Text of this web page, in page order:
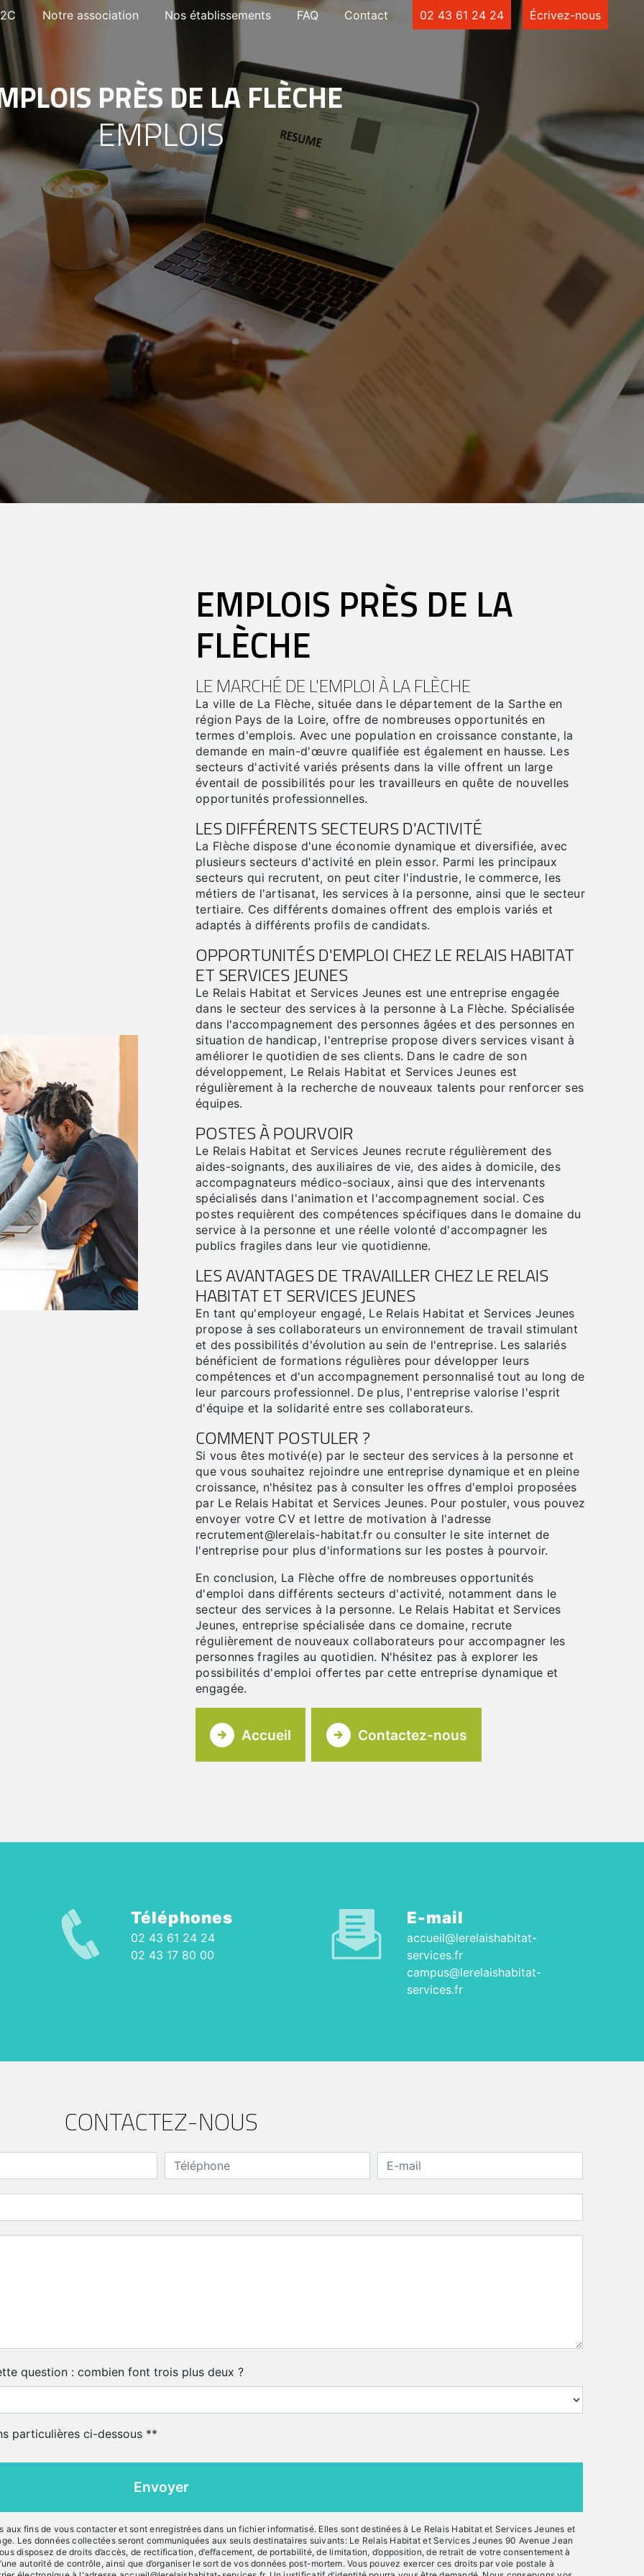
Notre association Nos établissements FAQ Contact 02 43 61 24 24 Écrivez-nous
PRÈS DE LA FLÈCHE
EMPLOIS
EMPLOIS PRÈS DE LA
FLÈCHE
LE MARCHÉ DE L'EMPLOI À LA FLÈCHE
La ville de La Flèche, située dans le département de la Sarthe en
région Pays de la Loire, offre de nombreuses opportunités en
termes d'emplois. Avec une population en croissance constante, la
demande en main-d'œuvre qualifiée est également en hausse. Les
secteurs d'activité variés présents dans la ville offrent un large
éventail de possibilités pour les travailleurs en quête de nouvelles
opportunités professionnelles.
LES DIFFÉRENTS SECTEURS D'ACTIVITÉ
La Flèche dispose d'une économie dynamique et diversifiée, avec
plusieurs secteurs d'activité en plein essor. Parmi les principaux
secteurs qui recrutent, on peut citer l'industrie, le commerce, les
métiers de l'artisanat, les services à la personne, ainsi que le secteur
tertiaire. Ces différents domaines offrent des emplois variés et
adaptés à différents profils de candidats.
OPPORTUNITÉS D'EMPLOI CHEZ LE RELAIS HABITAT
ET SERVICES JEUNES
Le Relais Habitat et Services Jeunes est une entreprise engagée
dans le secteur des services à la personne à La Flèche. Spécialisée
dans l'accompagnement des personnes âgées et des personnes en
situation de handicap, l'entreprise propose divers services visant à
améliorer le quotidien de ses clients. Dans le cadre de son
développement, Le Relais Habitat et Services Jeunes est
régulièrement à la recherche de nouveaux talents pour renforcer ses
équipes.
POSTES À POURVOIR
Le Relais Habitat et Services Jeunes recrute régulièrement des
aides-soignants, des auxiliaires de vie, des aides à domicile, des
accompagnateurs médico-sociaux, ainsi que des intervenants
spécialisés dans l'animation et l'accompagnement social. Ces
postes requièrent des compétences spécifiques dans le domaine du
service à la personne et une réelle volonté d'accompagner les
publics fragiles dans leur vie quotidienne.
LES AVANTAGES DE TRAVAILLER CHEZ LE RELAIS
HABITAT ET SERVICES JEUNES
En tant qu'employeur engagé, Le Relais Habitat et Services Jeunes
propose à ses collaborateurs un environnement de travail stimulant
et des possibilités d'évolution au sein de l'entreprise. Les salariés
bénéficient de formations régulières pour développer leurs
compétences et d'un accompagnement personnalisé tout au long de
leur parcours professionnel. De plus, l'entreprise valorise l'esprit
d'équipe et la solidarité entre ses collaborateurs.
COMMENT POSTULER ?
Si vous êtes motivé(e) par le secteur des services à la personne et
que vous souhaitez rejoindre une entreprise dynamique et en pleine
croissance, n'hésitez pas à consulter les offres d'emploi proposées
par Le Relais Habitat et Services Jeunes. Pour postuler, vous pouvez
envoyer votre CV et lettre de motivation à l'adresse
recrutement@lerelais-habitat.fr ou consulter le site internet de
l'entreprise pour plus d'informations sur les postes à pourvoir.
En conclusion, La Flèche offre de nombreuses opportunités
d'emploi dans différents secteurs d'activité, notamment dans le
secteur des services à la personne. Le Relais Habitat et Services
Jeunes, entreprise spécialisée dans ce domaine, recrute
régulièrement de nouveaux collaborateurs pour accompagner les
personnes fragiles au quotidien. N'hésitez pas à explorer les
possibilités d'emploi offertes par cette entreprise dynamique et
engagée.
Accueil Contactez-nous
Téléphones
02 43 61 24 24
02 43 17 80 00
E-mail
accueil@lerelaishabitat-
services.fr
campus@lerelaishabitat-
services.fr
CONTACTEZ-NOUS
question : combien font trois plus deux ?
particulières ci-dessous **
Envoyer
fins de vous contacter et sont enregistrées dans un fichier informatisé. Elles sont destinées à Le Relais Habitat et Services Jeunes et
Les données collectées seront communiquées aux seuls destinataires suivants: Le Relais Habitat et Services Jeunes 90 Avenue Jean
disposez de droits d’accès, de rectification, d’effacement, de portabilité, de limitation, d’opposition, de retrait de votre consentement à
autorité de contrôle, ainsi que d’organiser le sort de vos données post-mortem. Vous pouvez exercer ces droits par voie postale à